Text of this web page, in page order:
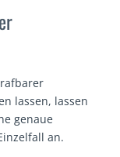
lassen, lassen
genaue
an.